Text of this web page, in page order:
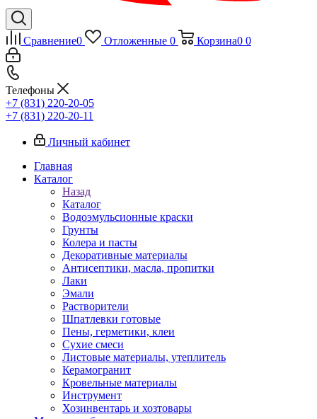
Сравнение0 Отложенные 0 Корзина0 0
Телефоны
+7 (831) 220-20-05
+7 (831) 220-20-11
Личный кабинет
Главная
Каталог
Назад
Каталог
Водоэмульсионные краски
Грунты
Колера и пасты
Декоративные материалы
Антисептики, масла, пропитки
Лаки
Эмали
Растворители
Шпатлевки готовые
Пены, герметики, клеи
Сухие смеси
Листовые материалы, утеплитель
Керамогранит
Кровельные материалы
Инструмент
Хозинвентарь и хозтовары